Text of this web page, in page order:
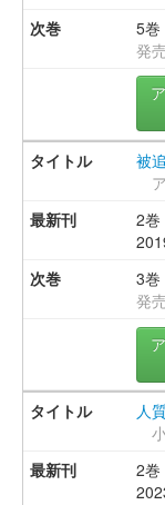
5巻
発
被
2巻
3巻
発
人
2巻